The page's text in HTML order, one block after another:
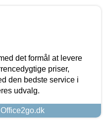
det formål at levere
priser,
den bedste service i
udvalg.